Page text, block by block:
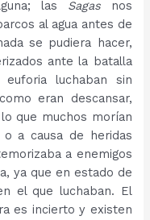
las Sagasnos
al agua antes de
se pudiera hacer,
ante la batalla
luchaban sin
eran descansar,
que muchos morían
o a causa de heridas
a enemigos
ya que en estado de
el que luchaban. El
es incierto y existen